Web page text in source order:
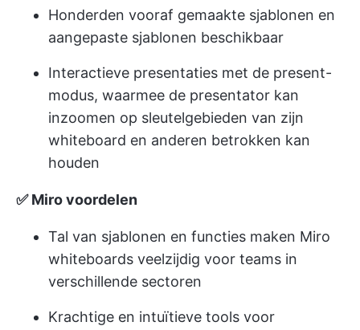
Honderden vooraf gemaakte sjablonen en
aangepaste sjablonen beschikbaar
Interactieve presentaties met de present-
modus, waarmee de presentator kan
inzoomen op sleutelgebieden van zijn
whiteboard en anderen betrokken kan
houden
✅ Miro voordelen
Tal van sjablonen en functies maken Miro
whiteboards veelzijdig voor teams in
verschillende sectoren
Krachtige en intuïtieve tools voor